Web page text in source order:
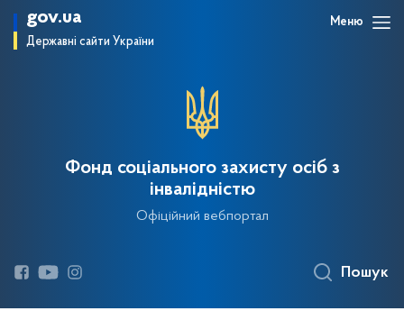
gov.ua
Державні сайти України
Меню
Фонд соціального захисту осіб з
інвалідністю
Офіційний вебпортал
Пошук